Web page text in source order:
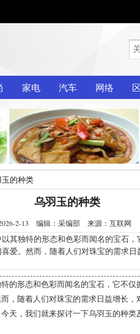
家电 汽车 网络
的种类
乌羽玉的种类
2-13 编辑：采编部 来源：互联网
独特的形态和色彩而闻名的宝石，
爱。然而，随着人们对珠宝的需求
的形态和色彩而闻名的宝石，它不
，随着人们对珠宝的需求日益增长
天，我们就来探讨一下乌羽玉的种类